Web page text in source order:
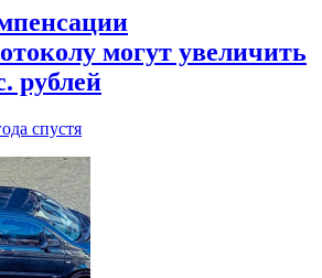
могут увеличить
рублей
спустя